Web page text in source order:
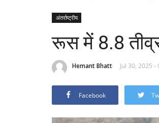
अंतर्राष्ट्रीय
रूस में 8.8
Hemant Bhatt Jul 30, 2025 -
Facebook